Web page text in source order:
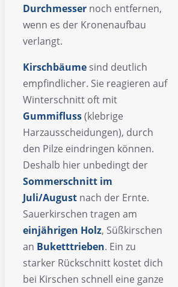
Durchmesser noch entfernen,
wenn es der Kronenaufbau
verlangt.
Kirschbäume sind deutlich
empfindlicher. Sie reagieren auf
Winterschnitt oft mit
Gummifluss(klebrige
Harzausscheidungen), durch
den Pilze eindringen können.
Deshalb hier unbedingt der
Sommerschnitt im
Juli/August nach der Ernte.
Sauerkirschen tragen am
einjährigen Holz, Süßkirschen
an Buketttrieben. Ein zu
starker Rückschnitt kostet dich
bei Kirschen schnell eine ganze